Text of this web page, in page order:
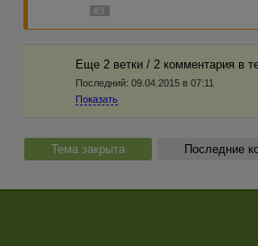
#3
Еще 2 ветки / 2 комментария в
Последний: 09.04.2015 в 07:11
Показать
Тема закрыта Последние